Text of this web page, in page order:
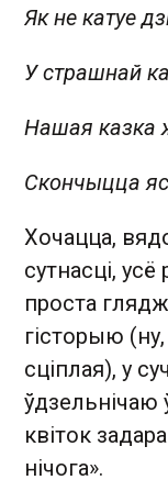
Як не катуе
У страшнай
Нашая казка
Скончыцца
Хочацца,
сутнасці,
проста
гісторыю
сціплая), у
ўдзельнічаю
квіток
нічога».